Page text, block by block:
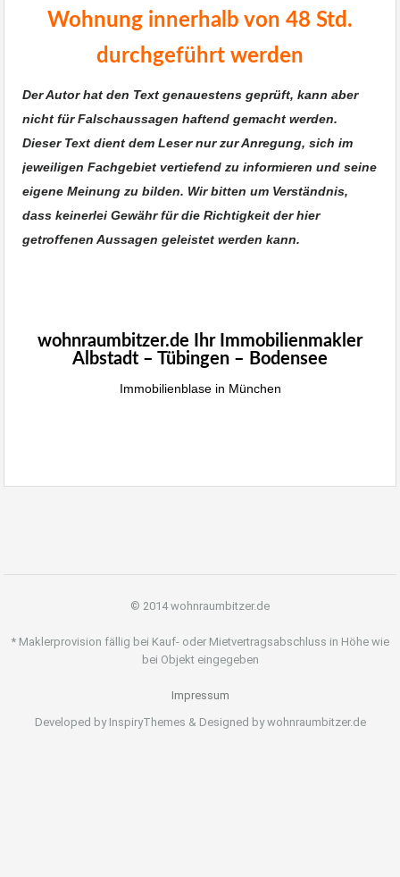
Wohnung innerhalb von 48 Std.
durchgeführt werden
Der Autor hat den Text genauestens geprüft, kann aber
nicht für Falschaussagen haftend gemacht werden.
Dieser Text dient dem Leser nur zur Anregung, sich im
jeweiligen Fachgebiet vertiefend zu informieren und seine
eigene Meinung zu bilden. Wir bitten um Verständnis,
dass keinerlei Gewähr für die Richtigkeit der hier
getroffenen Aussagen geleistet werden kann.
wohnraumbitzer.de Ihr Immobilienmakler
Albstadt – Tübingen – Bodensee
Immobilienblase in München
© 2014 wohnraumbitzer.de
* Maklerprovision fällig bei Kauf- oder Mietvertragsabschluss in Höhe wie
bei Objekt eingegeben
Impressum
Developed by InspiryThemes & Designed by wohnraumbitzer.de